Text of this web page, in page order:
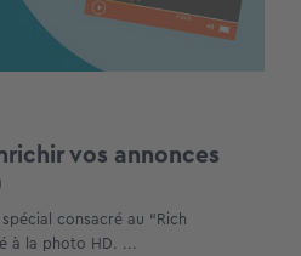
vos annonces
consacré au “Rich
à la photo HD. ...